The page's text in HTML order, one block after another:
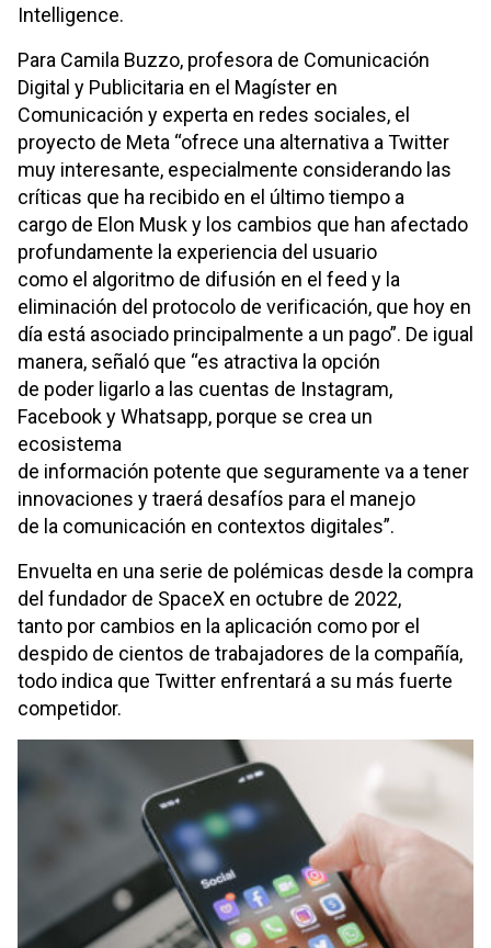
Intelligence.
Para Camila Buzzo, profesora de Comunicación
Digital y Publicitaria en el Magíster en
Comunicación y experta en redes sociales, el
proyecto de Meta “ofrece una alternativa a Twitter
muy interesante, especialmente considerando las
críticas que ha recibido en el último tiempo a
cargo de Elon Musk y los cambios que han afectado
profundamente la experiencia del usuario
como el algoritmo de difusión en el feed y la
eliminación del protocolo de verificación, que hoy en
día está asociado principalmente a un pago”. De igual
manera, señaló que “es atractiva la opción
de poder ligarlo a las cuentas de Instagram,
Facebook y Whatsapp, porque se crea un
ecosistema
de información potente que seguramente va a tener
innovaciones y traerá desafíos para el manejo
de la comunicación en contextos digitales”.
Envuelta en una serie de polémicas desde la compra
del fundador de SpaceX en octubre de 2022,
tanto por cambios en la aplicación como por el
despido de cientos de trabajadores de la compañía,
todo indica que Twitter enfrentará a su más fuerte
competidor.